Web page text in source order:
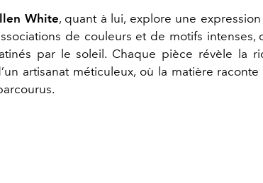
White, quant à lui, explore une
de couleurs et de motifs intenses,
par le soleil. Chaque pièce révèle la
artisanat méticuleux, où la matière